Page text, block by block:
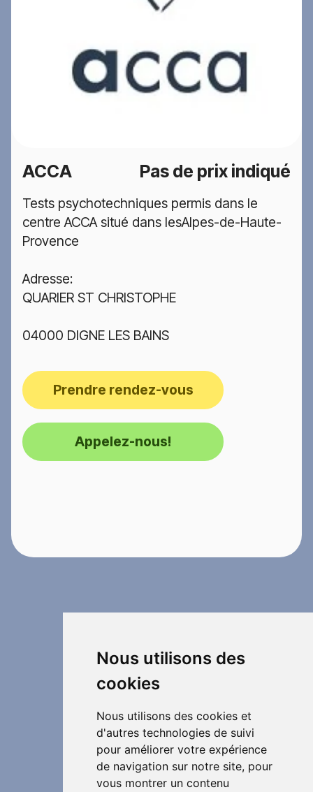
Nous utilisons des
cookies
Nous utilisons des cookies et
d'autres technologies de suivi
pour améliorer votre expérience
de navigation sur notre site, pour
vous montrer un contenu
ACCA Pas de prix indiqué
Tests psychotechniques permis dans le
centre ACCA situé dans lesAlpes-de-Haute-
Provence
Adresse:
QUARIER ST CHRISTOPHE
04000 DIGNE LES BAINS
Prendre rendez-vous
Appelez-nous!